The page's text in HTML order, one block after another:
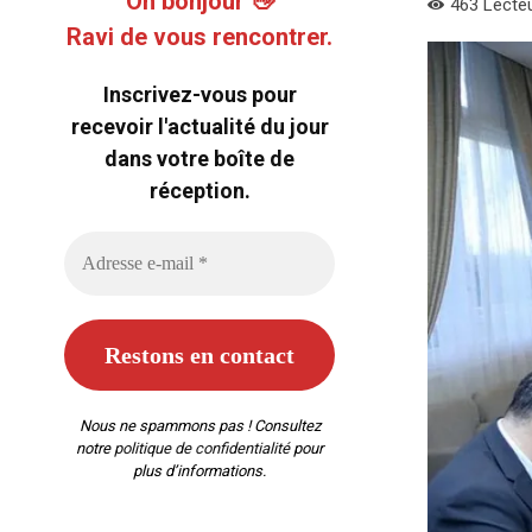
Ravi de vous rencontrer.
Inscrivez-vous pour
recevoir l'actualité du jour
dans votre boîte de
réception.
Nous ne spammons pas ! Consultez
notre politique de confidentialitépour
plus d’informations.
463